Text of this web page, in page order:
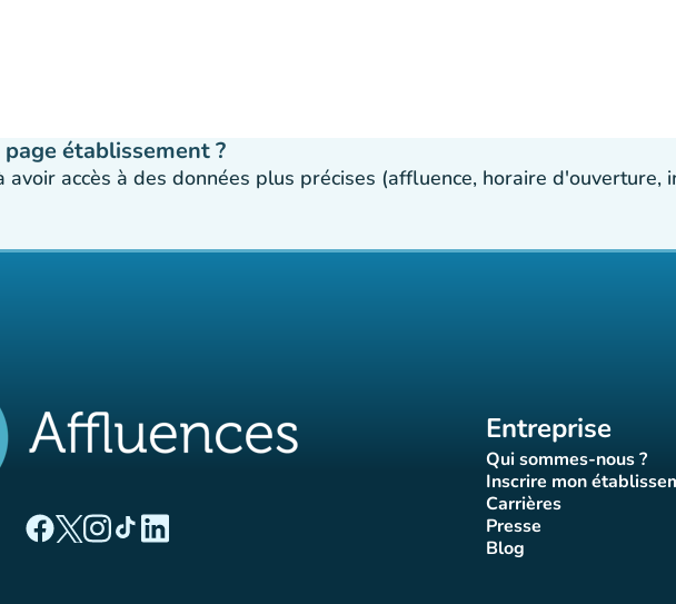
établissement ?
accès à des données plus précises (affluence, horaire d'ouverture,
(nouvel onglet)
(nouvel onglet)
(nouvel onglet)
(nouvel onglet)
Entreprise
Qui sommes-nous ?
(nouvel
Inscrire mon (nouvel
Carrières(nouvel onglet)
Presse(nouvel onglet)
Blog(nouvel onglet)